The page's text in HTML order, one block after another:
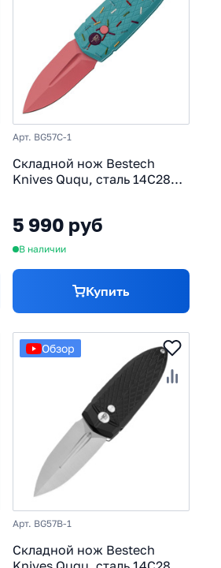
Арт. BG57C-1
Складной нож Bestech
Knives Ququ, сталь 14C28N,
5 990 руб
В наличии
Купить
Обзор
Арт. BG57B-1
Складной нож Bestech